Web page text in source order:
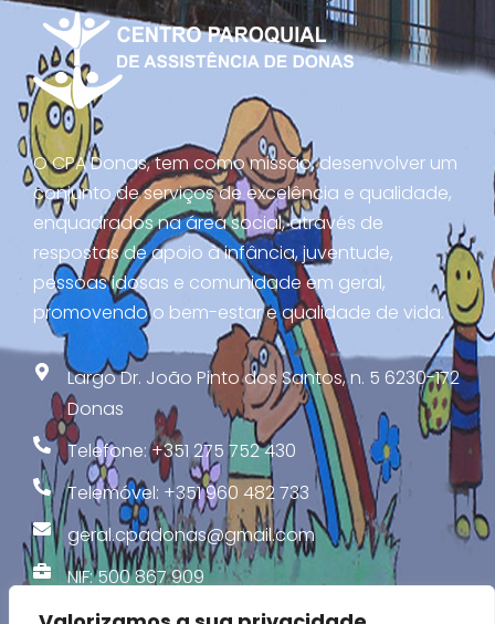
O CPA Donas, tem como missão, desenvolver um
conjunto de serviços de excelência e qualidade,
enquadrados na área social, através de
respostas de apoio à infância, juventude,
pessoas idosas e comunidade em geral,
promovendo o bem-estar e qualidade de vida.
Largo Dr. João Pinto dos Santos, n. 5 6230-172
Donas
Telefone: +351 275 752 430
Telemóvel: +351 960 482 733
geral.cpadonas@gmail.com
NIF: 500 867 909